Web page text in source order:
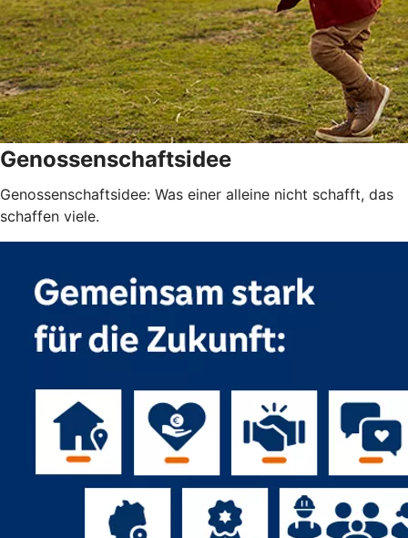
Genossenschaftsidee
Genossenschaftsidee: Was einer alleine nicht schafft, das
schaffen viele.